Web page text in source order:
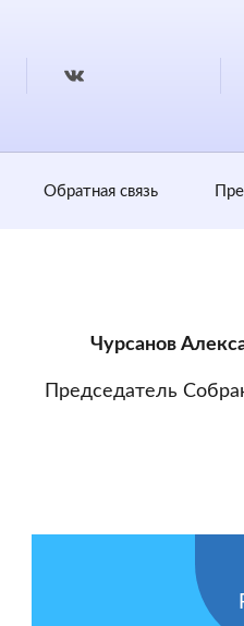
Обратная cвязь
Чурсанов
Председатель